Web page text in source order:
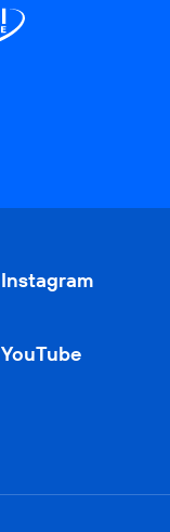
Instagram
YouTube